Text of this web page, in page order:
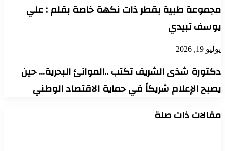
مجموعة طبية بقطر ذات نكهة خاصة بقلم : علي
يوسف تبيدي
يوليو 19, 2026
دكتورة شذى الشريف تكتب ..الموانئ البحرية… حين
يصبح الإعلام شريكاً في حماية الاقتصاد الوطني
مقالات ذات صلة